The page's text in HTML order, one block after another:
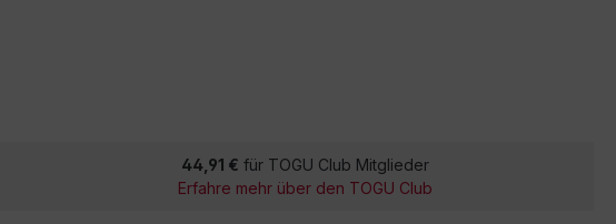
44,91 € für TOGU Club Mitglieder
Erfahre mehr über den TOGU Club